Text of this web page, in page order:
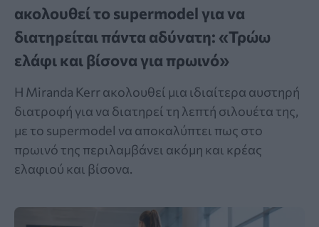
ακολουθεί το supermodel για να
διατηρείται πάντα αδύνατη: «Τρώω
ελάφι και βίσονα για πρωινό»
Η Miranda Kerr ακολουθεί μια ιδιαίτερα αυστηρή
διατροφή για να διατηρεί τη λεπτή σιλουέτα της,
με το supermodel να αποκαλύπτει πως στο
πρωινό της περιλαμβάνει ακόμη και κρέας
ελαφιού και βίσονα.